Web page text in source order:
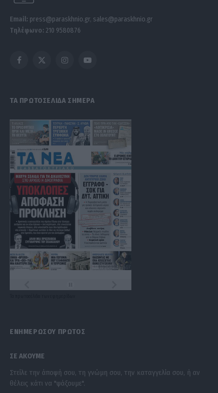
Email: press@paraskhnio.gr, sales@paraskhnio.gr
Τηλέφωνο: 210 9580876
Facebook
X
InstagramYouTube
ΤΑ ΠΡΩΤΟΣΕΛΙΔΑ ΣΗΜΕΡΑ
ΕΝΗΜΕΡΩΣΟΥ ΠΡΩΤΟΣ
ΣΕ ΑΚΟΥΜΕ
Στείλε την άποψή σου, τη γνώμη σου, την καταγγελία σου, ή αν
θέλεις κάτι να "ψάξουμε".